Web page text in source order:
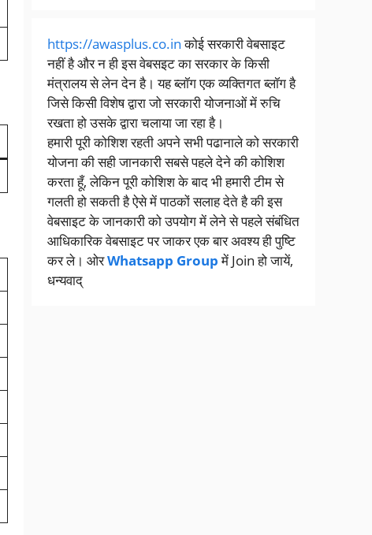
https://awasplus.co.inकोई सरकारी वेबसाइट
नहीं है और न ही इस वेबसइट का सरकार के किसी
मंत्रालय से लेन देन है। यह ब्लॉग एक व्यक्तिगत ब्लॉग है
जिसे किसी विशेष द्वारा जो सरकारी योजनाओं में रुचि
रखता हो उसके द्वारा चलाया जा रहा है।
हमारी पूरी कोशिश रहती अपने सभी पढानाले को सरकारी
योजना की सही जानकारी सबसे पहले देने की कोशिश
करता हूँ, लेकिन पूरी कोशिश के बाद भी हमारी टीम से
गलती हो सकती है ऐसे में पाठकों सलाह देते है की इस
वेबसाइट के जानकारी को उपयोग में लेने से पहले संबंधित
आधिकारिक वेबसाइट पर जाकर एक बार अवश्य ही पुष्टि
कर ले। ओरWhatsapp Groupमें Join हो जायें,
धन्यवाद्